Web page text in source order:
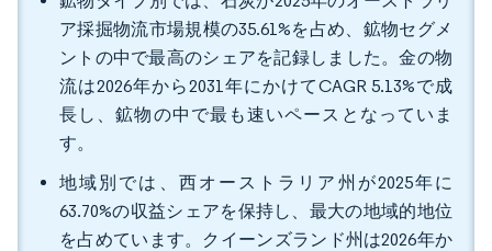
ア採掘物流市場規模の35.61%を占め、鉱物セグメ
ントの中で最高のシェアを記録しました。金の物
流は2026年から2031年にかけてCAGR 5.13%で成
長し、鉱物の中で最も速いペースとなっていま
す。
地域別では、西オーストラリア州が2025年に
63.70%の収益シェアを保持し、最大の地域的地位
を占めています。クイーンズランド州は2026年か